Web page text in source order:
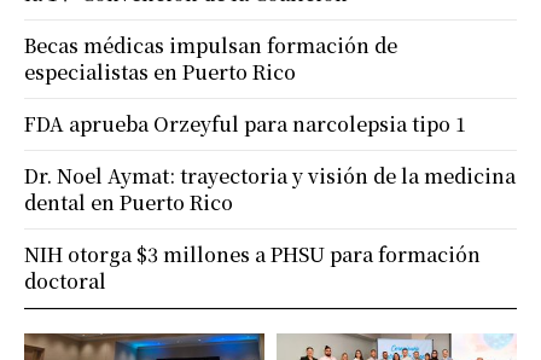
Becas médicas impulsan formación de
especialistas en Puerto Rico
FDA aprueba Orzeyful para narcolepsia tipo 1
Dr. Noel Aymat: trayectoria y visión de la medicina
dental en Puerto Rico
NIH otorga $3 millones a PHSU para formación
doctoral